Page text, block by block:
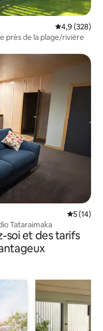
Évaluation
4,9 (328)
près de la plage/rivière
appréciés
5 (14)
Tataraimaka
soi et des tarifs